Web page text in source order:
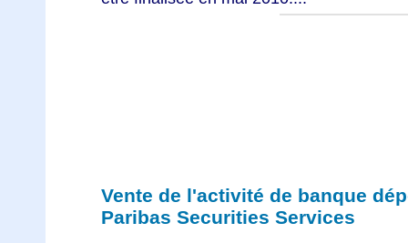
Vente de l'activité de banque
Paribas Securities Services